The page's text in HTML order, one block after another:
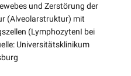
und Zerstörung der
(Alveolarstruktur) mit
(LymphozytenI bei
Universitätsklinikum